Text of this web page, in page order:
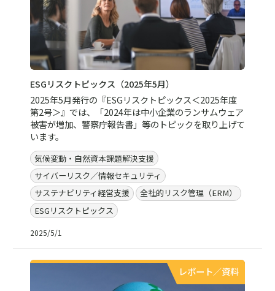
ESGリスクトピックス（2025年5月）
2025年5月発行の『ESGリスクトピックス＜2025年度
第2号＞』では、「2024年は中小企業のランサムウェア
被害が増加、警察庁報告書」等のトピックを取り上げて
います。
気候変動・自然資本課題解決支援
サイバーリスク／情報セキュリティ
サステナビリティ経営支援
全社的リスク管理（ERM）
ESGリスクトピックス
2025/5/1
レポート／資料